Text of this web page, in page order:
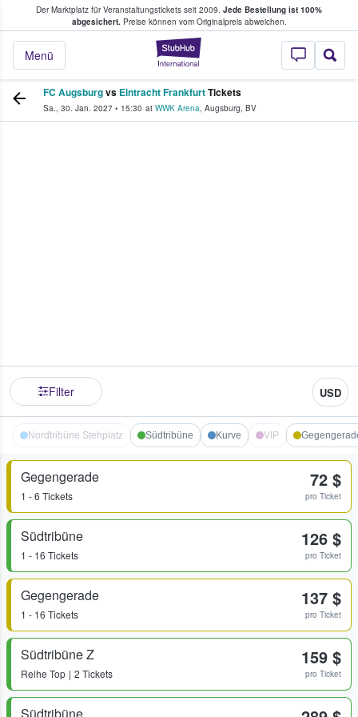
Der Marktplatz für Veranstaltungstickets seit 2009. Jede Bestellung ist 100%
abgesichert.Preise können vom Originalpreis abweichen.
StubHub - Wo
Menü
Tickets kaufen & verkaufen
FC Augsburgvs Eintracht FrankfurtTickets
Sa., 30. Jan. 2027 • 15:30 at WWK Arena, Augsburg, BV
Filter USD
Nordtribüne Stehplatz Südtribüne Kurve VIP
Gegengerade
1 - 6 Tickets
72 $
pro Ticket
Südtribüne
1 - 16 Tickets
126 $
pro Ticket
Gegengerade
1 - 16 Tickets
137 $
pro Ticket
Südtribüne Z
Reihe Top 2 Tickets
159 $
pro Ticket